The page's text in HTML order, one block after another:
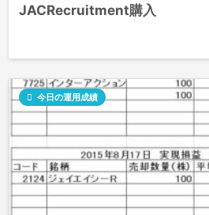
JACRecruitment購入
 今日の運用成績